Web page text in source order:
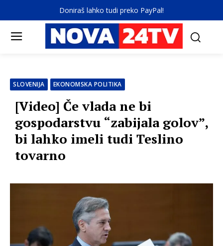
Doniraš lahko tudi preko PayPal!
SLOVENIJA EKONOMSKA POLITIKA
[Video] Če vlada ne bi
gospodarstvu “zabijala golov”,
bi lahko imeli tudi Teslino
tovarno